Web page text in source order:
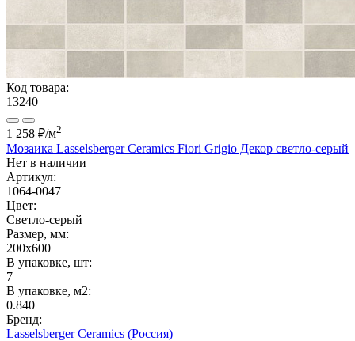
Код товара:
13240
1 258 ₽/м2
Мозаика Lasselsberger Ceramics Fiori Grigio Декор светло-серый
Нет в наличии
Артикул:
1064-0047
Цвет:
Светло-серый
Размер, мм:
200x600
В упаковке, шт:
7
В упаковке, м2:
0.840
Бренд:
Lasselsberger Ceramics (Россия)